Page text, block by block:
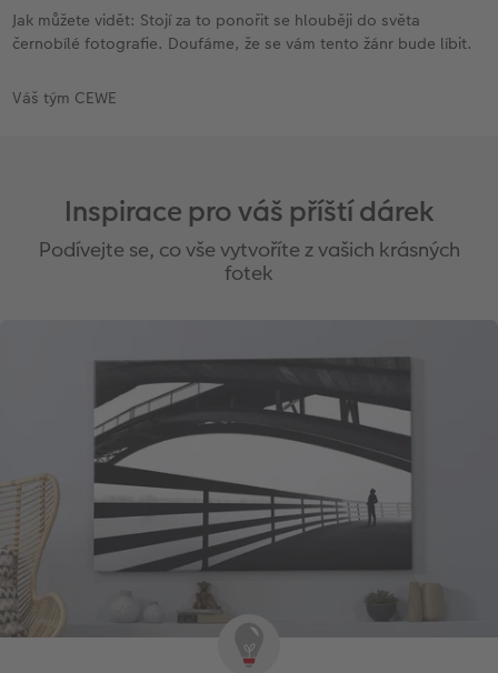
pohodlně provádí až poté. Například červený filtr
výrazně ztmaví modrou oblohu v černobílém
snímku.
Pomocí dalších efektů, jako je zrno, které vypadá
Jak můžete vidět: Stojí za to ponořit se hlouběji do světa
černobílé fotografie. Doufáme, že se vám tento žánr bude líbit.
Váš tým CEWE
Inspirace pro váš příští dárek
Podívejte se, co vše vytvoříte z vašich krásných
fotek